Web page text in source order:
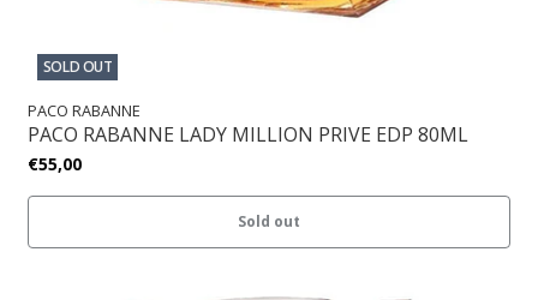
SOLD OUT
PACO RABANNE
PACO RABANNE LADY MILLION PRIVE EDP 80ML
€55,00
Sold out